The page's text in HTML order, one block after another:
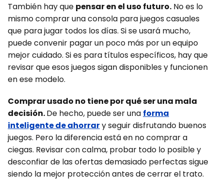
También hay que pensar en el uso futuro. No es lo
mismo comprar una consola para juegos casuales
que para jugar todos los días. Si se usará mucho,
puede convenir pagar un poco más por un equipo
mejor cuidado. Si es para títulos específicos, hay que
revisar que esos juegos sigan disponibles y funcionen
en ese modelo.
Comprar usado no tiene por qué ser una mala
decisión.De hecho, puede ser una forma
inteligente de ahorrary seguir disfrutando buenos
juegos. Pero la diferencia está en no comprar a
ciegas. Revisar con calma, probar todo lo posible y
desconfiar de las ofertas demasiado perfectas sigue
siendo la mejor protección antes de cerrar el trato.